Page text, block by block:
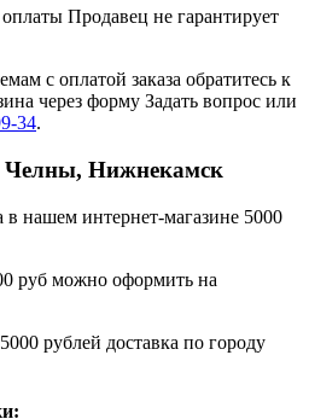
Продавец не гарантирует
с оплатой заказа обратитесь к
через форму Задать вопрос или
34.
Челны, Нижнекамск
нашем интернет-магазине 5000
руб можно оформить на
рублей доставка по городу